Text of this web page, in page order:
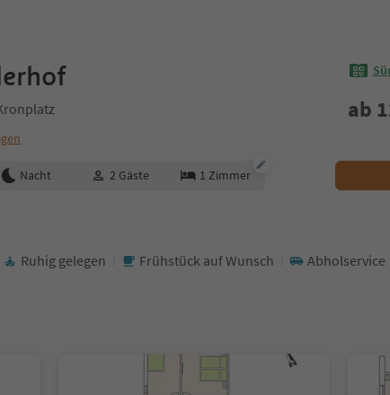
ab
Nacht 2 Gäste 1 Zimmer
Ruhig gelegen Frühstück auf Wunsch Abholservice